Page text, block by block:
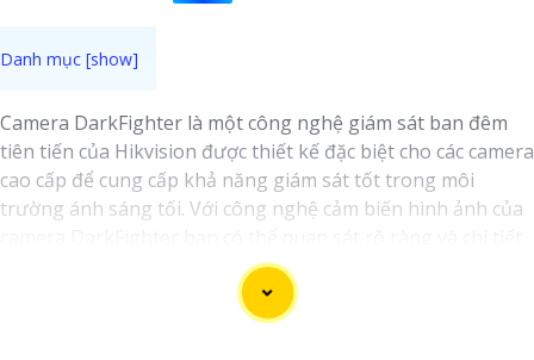
Camera DarkFighter là một công nghệ giám sát ban đêm
tiên tiến của Hikvision được thiết kế đặc biệt cho các camera
cao cấp để cung cấp khả năng giám sát tốt trong môi
trường ánh sáng tối. Với công nghệ cảm biến hình ảnh của
ngay cả trong điều kiện ánh sáng yếu. Công nghệ
DarkFighter của Hikvision cung cấp khả năng tái tạo màu
sắc chính xác và hình ảnh sắc nét, cho phép bạn nhìn rõ